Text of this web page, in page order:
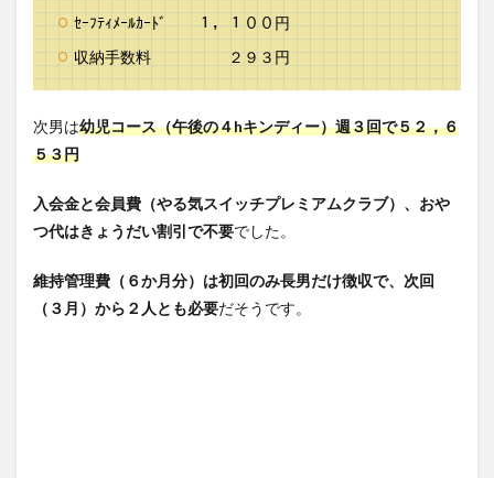
ｾｰﾌﾃｨﾒｰﾙｶｰﾄﾞ １，１００円
収納手数料 ２９３円
次男は幼児コース（午後の４hキンディー）週３回で５２，６
５３円
入会金と会員費（やる気スイッチプレミアムクラブ）、おや
つ代はきょうだい割引で不要でした。
維持管理費（６か月分）は初回のみ長男だけ徴収で、次回
（３月）から２人とも必要だそうです。